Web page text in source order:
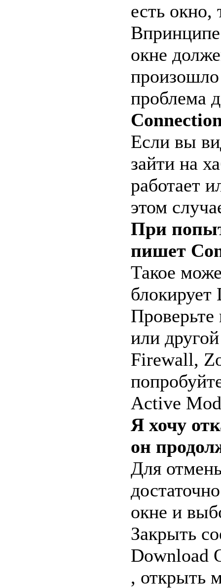
есть
окне
проблема
Если вы
зайти на
работает
этом
При
пишет
Такое
блокирует
или
Firewall,
Active
Я хочу
он
Для
окне и
Закрыть
Download
, открыть